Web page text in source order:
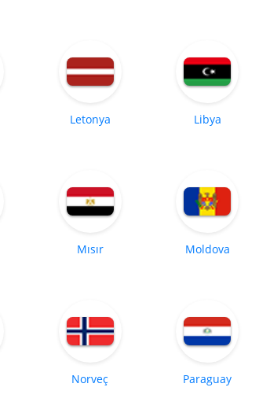
Letonya Libya
Mısır Moldova
Norveç Paraguay